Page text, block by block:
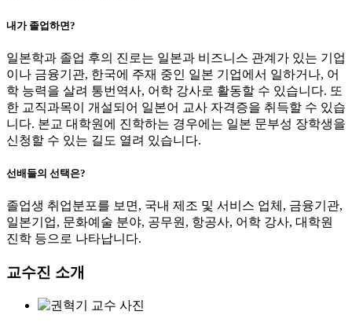
내가 졸업하면?
일본학과 졸업 후의 진로는 일본과 비즈니스 관계가 있는 기업
이나 금융기관, 한국에 주재 중인 일본 기업에서 일하거나, 어
학 능력을 살려 통번역사, 어학 강사로 활동할 수 있습니다. 또
한 교직과목이 개설되어 일본어 교사 자격증을 취득할 수 있습
니다. 본교 대학원에 진학하는 경우에는 일본 문부성 장학생을
신청할 수 있는 길도 열려 있습니다.
선배들의 선택은?
졸업생 취업분포를 보면, 국내 제조 및 서비스 업체, 금융기관,
일본기업, 문화예술 분야, 공무원, 항공사, 어학 강사, 대학원
진학 등으로 나타납니다.
교수진 소개